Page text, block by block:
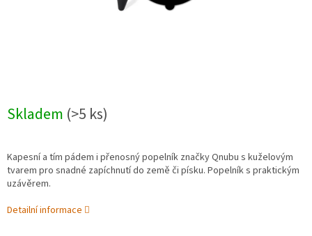
Skladem (>5 ks)
Kapesní a tím pádem i přenosný popelník značky Qnubu s kuželovým
tvarem pro snadné zapíchnutí do země či písku. Popelník s praktickým
uzávěrem.
Detailní informace